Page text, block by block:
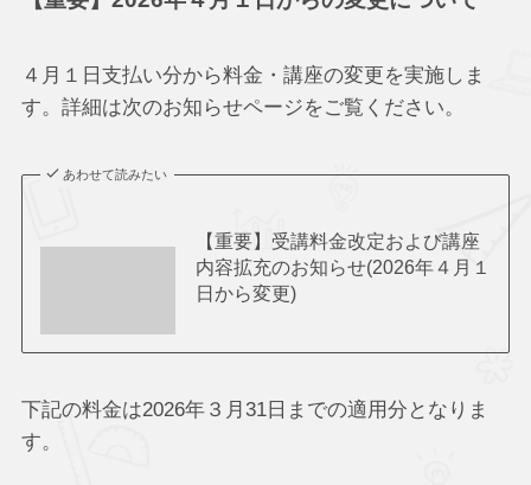
４月１日支払い分から料金・講座の変更を実施しま
す。詳細は次のお知らせページをご覧ください。
あわせて読みたい
【重要】受講料金改定および講座
内容拡充のお知らせ(2026年４月１
日から変更)
下記の料金は2026年３月31日までの適用分となりま
す。